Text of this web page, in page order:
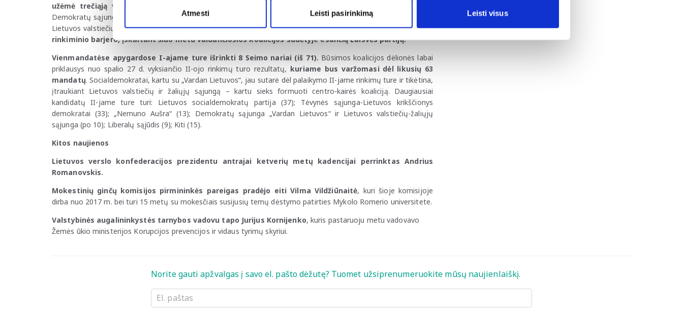
Atmesti Leisti pasirinkimą Leisti visus
užėmė trečiąją vietą, surinkusi beveik 15 % balsų (14 mandatų).
Demokratų sąjunga „Vardan Lietuvos“ (8 mandatai), penktoje – Liberalų sąjūdis (7,7 %, 7 mandatai), šeštoje –
Lietuvos valstiečių ir žaliųjų sąjunga (7,02 %, 6 mandatai).Devynios dalyvavusios partijos neperžengė 5 %
rinkiminio barjero, įskaitant šiuo metu valdančiosios koalicijos sudėtyje esančią Laisvės partiją.
Vienmandatėse apygardose I-ajame ture išrinkti 8 Seimo nariai (iš 71). Būsimos koalicijos dėlionės labai
priklausys nuo spalio 27 d. vyksiančio II-ojo rinkimų turo rezultatų, kuriame bus varžomasi dėl likusių 63
mandatų. Socialdemokratai, kartu su „Vardan Lietuvos“, jau sutarė dėl palaikymo II-jame rinkimų ture ir tikėtina,
įtraukiant Lietuvos valstiečių ir žaliųjų sąjungą – kartu sieks formuoti centro-kairės koaliciją. Daugiausiai
kandidatų II-jame ture turi: Lietuvos socialdemokratų partija (37); Tėvynės sąjunga-Lietuvos krikščionys
demokratai (33); „Nemuno Aušra“ (13); Demokratų sąjunga „Vardan Lietuvos“ ir Lietuvos valstiečių-žaliųjų
sąjunga (po 10); Liberalų sąjūdis (9); Kiti (15).
Kitos naujienos
Lietuvos verslo konfederacijos prezidentu antrajai ketverių metų kadencijai perrinktas Andrius
Romanovskis.
Mokestinių ginčų komisijos pirmininkės pareigas pradėjo eiti Vilma Vildžiūnaitė, kuri šioje komisijoje
dirba nuo 2017 m. bei turi 15 metų su mokesčiais susijusių temų dėstymo patirties Mykolo Romerio universitete.
Valstybinės augalininkystės tarnybos vadovu tapo Jurijus Kornijenko, kuris pastaruoju metu vadovavo
Žemės ūkio ministerijos Korupcijos prevencijos ir vidaus tyrimų skyriui.
Norite gauti apžvalgas į savo el. pašto dėžutę? Tuomet užsiprenumeruokite mūsų naujienlaiškį.